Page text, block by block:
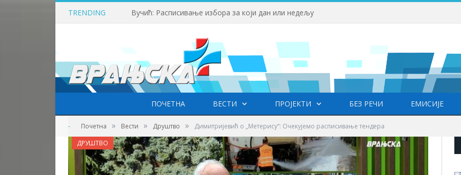
TRENDING Вучић: Расписивање избора за који дан или недељу
ПОЧЕТНА ВЕСТИ ПРОЈЕКТИ БЕЗ РЕЧИ ЕМИСИЈЕ
- Почетна » Вести » Друштво » Димитријевић о „Метерису“: Очекујемо расписивање тендера
ДРУШТВО